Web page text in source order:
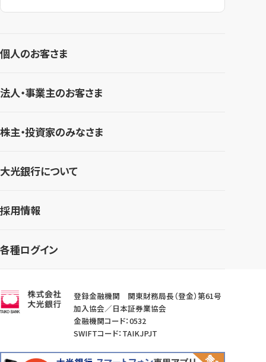
個人のお客さま
法人・事業主のお客さま
株主・投資家のみなさま
大光銀行について
採用情報
各種ログイン
登録金融機関 関東財務局長（登金）第61号
加入協会／日本証券業協会
金融機関コード：0532
SWIFTコード：TAIKJPJT